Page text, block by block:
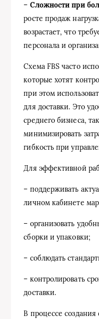
– Сложности при
росте продаж
возрастает, что
персонала и
Схема FBS часто
которые хотят
при этом
для доставки. Это
среднего бизнеса,
минимизировать
гибкость при
Для эффективной
– поддерживать
личном кабинете
– организовать
сборки и упаковки;
– соблюдать
– контролировать
доставки.
В процессе создания